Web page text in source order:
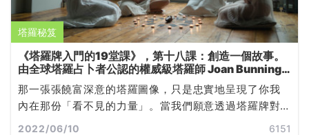
塔羅秘笈
《塔羅牌入門的19堂課》，第十八課：創造一個故事。
由全球塔羅占卜者公認的權威級塔羅師 Joan Bunning
所撰寫
那一張張饒富深意的塔羅圖像，只是忠實地呈現了你我
內在那份「看不見的力量」。當我們願意透過塔羅牌對
自己的心靈運作有更深的覺知，無論未來發展是否如預
2022/06/10 6151